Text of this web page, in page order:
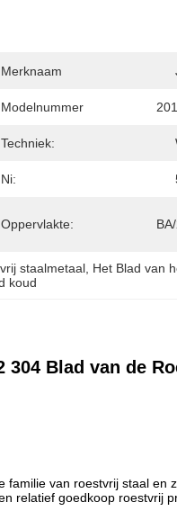
Merknaam
Modelnummer
Techniek:
Ni:
Oppervlakte:
staalmetaal Het Blad van
koud
304 Blad van de
van roestvrij staal en
relatief goedkoop roestvrij